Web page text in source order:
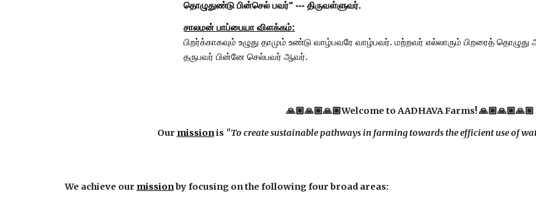
தொழுதுண்டு பின்செல் பவர்" --- திருவள்ளுவர்.
சாலமன் பாப்பையா விளக்கம்:
பிறர்க்காகவும் உழுது தாமும் உண்டு வாழ்பவரே வாழ்பவர். மற்றவர் எல்லாரும் பிறரைத்
தருபவர் பின்னே செல்பவர் ஆவர்.
🙏🏼🙏🏼🙏🏼Welcome to AADHAVA Farms! 🙏🏼🙏🏼🙏🏼
Our missionis "To create sustainable pathways in farming towards the efficient use of
We achieve our missionby focusing on the following four broad areas: